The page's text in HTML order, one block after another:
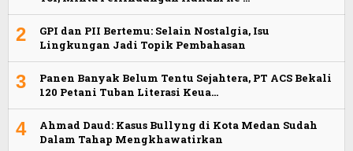
2
GPI dan PII Bertemu: Selain Nostalgia, Isu
Lingkungan Jadi Topik Pembahasan
3
Panen Banyak Belum Tentu Sejahtera, PT ACS Bekali
120 Petani Tuban Literasi Keua…
4
Ahmad Daud: Kasus Bullyng di Kota Medan Sudah
Dalam Tahap Mengkhawatirkan